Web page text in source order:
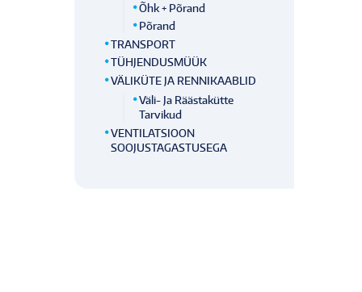
Õhk + Põrand
Põrand
TRANSPORT
TÜHJENDUSMÜÜK
VÄLIKÜTE JA RENNIKAABLID
Väli- Ja Räästakütte
Tarvikud
VENTILATSIOON
SOOJUSTAGASTUSEGA